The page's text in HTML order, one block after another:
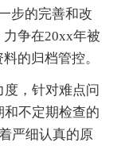
步的完善和改
争在20xx年被
的归档管控。
，针对难点问
不定期检查的
严细认真的原